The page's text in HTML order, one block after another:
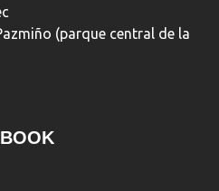
(parque central de la